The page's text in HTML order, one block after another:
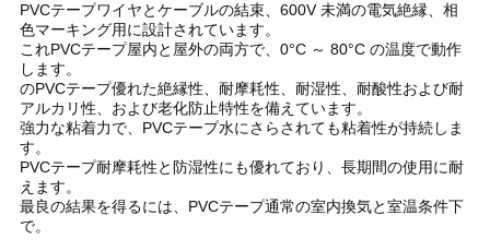
せ
ニ
ュ
ー
ス
PVCテープワイヤとケーブルの結束、600V 未満の電気絶縁、相
色マーキング用に設計されています。
これPVCテープ屋内と屋外の両方で、0°C ～ 80°C の温度で動作
します。
のPVCテープ優れた絶縁性、耐摩耗性、耐湿性、耐酸性および耐
アルカリ性、および老化防止特性を備えています。
強力な粘着力で、 PVCテープ水にさらされても粘着性が持続しま
す。
PVCテープ耐摩耗性と防湿性にも優れており、長期間の使用に耐
えます。
最良の結果を得るには、 PVCテープ通常の室内換気と室温条件下
で。